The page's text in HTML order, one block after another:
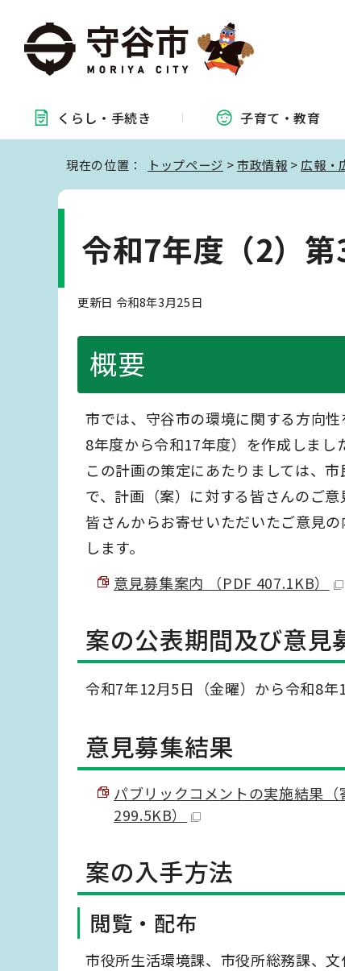
くらし・ 手続き 子育て・教育
現在の位置： トップページ >市政情報 > 広報・
令和7年度（2）第
更新日 令和8年3月25日
概要
市では、守谷市の環境に関する方向
8年度から令和17年度）を作成しまし
この計画の策定にあたりましては、
で、計画（案）に対する皆さんのご
皆さんからお寄せいただいたご意見
します。
意見募集案内 （PDF 407.1KB）
案の公表期間及び意見
令和7年12月5日（金曜）から令和8年
意見募集結果
パブリックコメントの実施結果
299.5KB）
案の入手方法
閲覧・配布
市役所生活環境課、市役所総務課、